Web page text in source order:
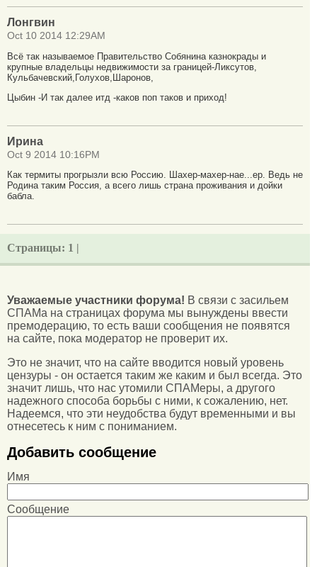
Лонгвин
Oct 10 2014 12:29AM
Всё так называемое Правительство Собянина казнокрады и
крупные владельцы недвижимости за границей-Ликсутов,
Кульбачевский,Голухов,Шаронов,
Цыбин -И так далее итд -каков поп таков и приход!
Ирина
Oct 9 2014 10:16PM
Как термиты прогрызли всю Россию. Шахер-махер-нае...ер. Ведь не
Родина таким Россия, а всего лишь страна проживания и дойки
бабла.
Страницы: 1 |
Уважаемые участники форума! В связи с засильем
СПАМа на страницах форума мы вынуждены ввести
премодерацию, то есть ваши сообщения не появятся
на сайте, пока модератор не проверит их.
Это не значит, что на сайте вводится новый уровень
цензуры - он остается таким же каким и был всегда. Это
значит лишь, что нас утомили СПАМеры, а другого
надежного способа борьбы с ними, к сожалению, нет.
Надеемся, что эти неудобства будут временными и вы
отнесетесь к ним с пониманием.
Добавить сообщение
Имя
Сообщение